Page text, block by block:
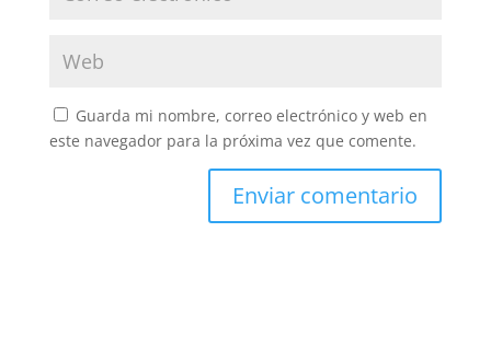
Guarda mi nombre, correo electrónico y web en
este navegador para la próxima vez que comente.